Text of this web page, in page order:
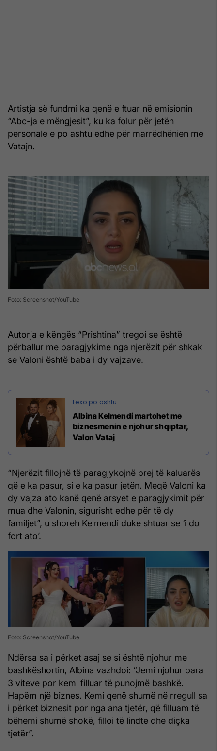
Artistja së fundmi ka qenë e ftuar në emisionin
“Abc-ja e mëngjesit”, ku ka folur për jetën
personale e po ashtu edhe për marrëdhënien me
Vatajn.
Foto: Screenshot/YouTube
Autorja e këngës “Prishtina” tregoi se është
përballur me paragjykime nga njerëzit për shkak
se Valoni është baba i dy vajzave.
Albina Kelmendi martohet me
biznesmenin e njohur shqiptar,
Valon Vataj
“Njerëzit fillojnë të paragjykojnë prej të kaluarës
që e ka pasur, si e ka pasur jetën. Meqë Valoni ka
dy vajza ato kanë qenë arsyet e paragjykimit për
mua dhe Valonin, sigurisht edhe për të dy
familjet”, u shpreh Kelmendi duke shtuar se ‘i do
fort ato’.
Foto: Screenshot/YouTube
Ndërsa sa i përket asaj se si është njohur me
bashkëshortin, Albina vazhdoi: “Jemi njohur para
3 viteve por kemi filluar të punojmë bashkë.
Hapëm një biznes. Kemi qenë shumë në rregull sa
i përket biznesit por nga ana tjetër, që filluam të
bëhemi shumë shokë, filloi të lindte dhe diçka
tjetër”.